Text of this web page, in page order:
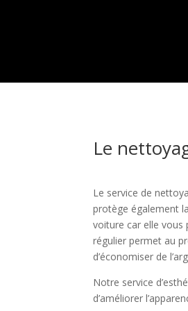
Le
Le service de
protège également
voiture car elle vous
régulier permet au
d’économiser de
Notre service
d’améliorer